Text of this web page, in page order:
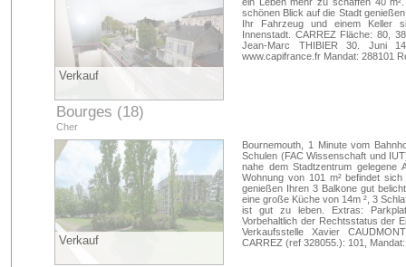
Verkauf
Bourges (18)
Cher
schönen Blick auf die Stadt
Ihr Fahrzeug und einem Keller
Innenstadt. CARREZ Fläche: 80,
Jean-Marc THIBIER 30. Juni
www.capifrance.fr Mandat: 288101
Verkauf
Bournemouth, 1 Minute vom
Schulen (FAC Wissenschaft und
nahe dem Stadtzentrum gelegene
Wohnung von 101 m² befindet
genießen Ihren 3 Balkone gut
eine große Küche von 14m ², 3
ist gut zu leben. Extras:
Vorbehaltlich der Rechtsstatus der
Verkaufsstelle Xavier
CARREZ (ref 328055.): 101,